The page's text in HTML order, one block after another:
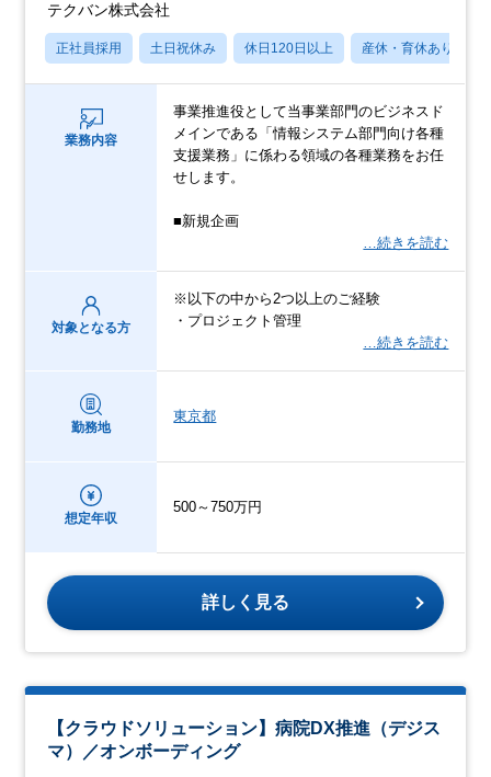
テクバン株式会社
正社員採用 土日祝休み 休日120日以上 産休・育休あり
業務内容
事業推進役として当事業部門のビジネスド
メインである「情報システム部門向け各種
支援業務」に係わる領域の各種業務をお任
せします。
■新規企画
…続きを読む
対象となる方
※以下の中から2つ以上のご経験
・プロジェクト管理
…続きを読む
勤務地
東京都
想定年収
500～750万円
詳しく見る
【クラウドソリューション】病院DX推進（デジス
マ）／オンボーディング